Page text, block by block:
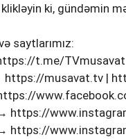
ki, gündəmin
saytlarımız:
t.me/TVmusavat
https://musavat.tv |
https://
https://